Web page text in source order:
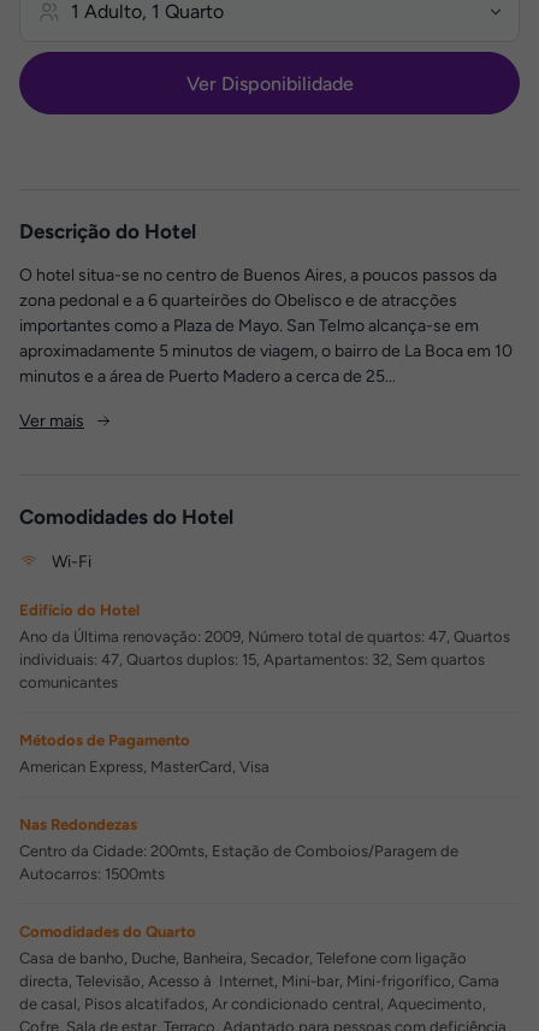
Ver Disponibilidade
Descrição do Hotel
O hotel situa-se no centro de Buenos Aires, a poucos passos da
zona pedonal e a 6 quarteirões do Obelisco e de atracções
importantes como a Plaza de Mayo. San Telmo alcança-se em
aproximadamente 5 minutos de viagem, o bairro de La Boca em 10
minutos e a área de Puerto Madero a cerca de 25...
Ver mais
Comodidades do Hotel
Wi-Fi
Edifício do Hotel
Ano da Última renovação: 2009, Número total de quartos: 47, Quartos
individuais: 47, Quartos duplos: 15, Apartamentos: 32, Sem quartos
comunicantes
Métodos de Pagamento
American Express, MasterCard, Visa
Nas Redondezas
Centro da Cidade: 200mts, Estação de Comboios/Paragem de
Autocarros: 1500mts
Comodidades do Quarto
Casa de banho, Duche, Banheira, Secador, Telefone com ligação
directa, Televisão, Acesso à Internet, Mini-bar, Mini-frigorífico, Cama
de casal, Pisos alcatifados, Ar condicionado central, Aquecimento,
Cofre, Sala de estar, Terraço, Adaptado para pessoas com deficiência